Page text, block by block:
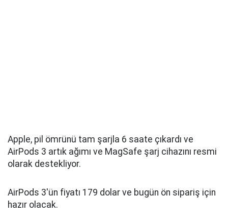
Apple, pil ömrünü tam şarjla 6 saate çıkardı ve
AirPods 3 artık ağımı ve MagSafe şarj cihazını resmi
olarak destekliyor.
AirPods 3'ün fiyatı 179 dolar ve bugün ön sipariş için
hazır olacak.